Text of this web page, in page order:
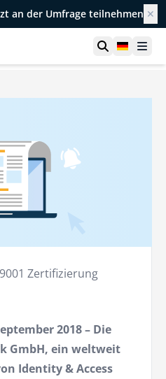
an der Umfrage teilnehmen ✕
Suche
Zertifizierung
2018 – Die
GmbH, ein weltweit
Identity & Access